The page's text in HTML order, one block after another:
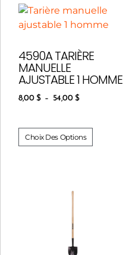
4590A TARIÈRE
MANUELLE
AJUSTABLE 1 HOMME
8,00 $ – 54,00 $
Choix Des Options